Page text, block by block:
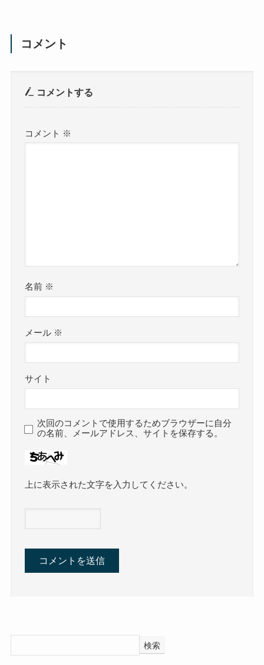
コメント
コメントする
コメント ※
名前 ※
メール ※
サイト
次回のコメントで使用するためブラウザーに自分
の名前、メールアドレス、サイトを保存する。
上に表示された文字を入力してください。
検索